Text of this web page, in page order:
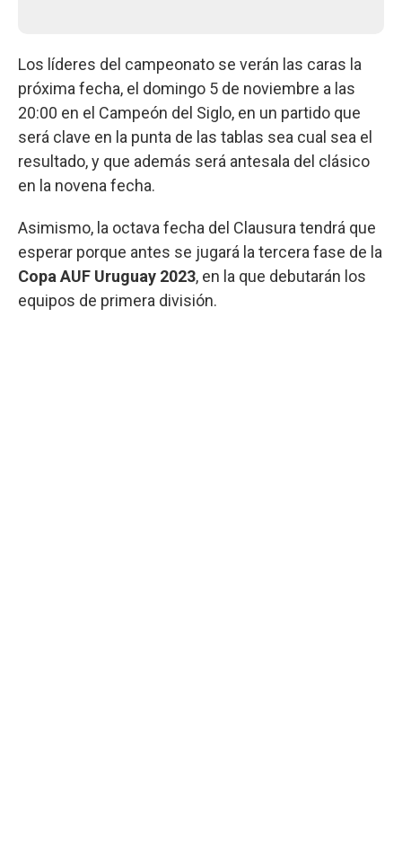
Los líderes del campeonato se verán las caras la
próxima fecha, el domingo 5 de noviembre a las
20:00 en el Campeón del Siglo, en un partido que
será clave en la punta de las tablas sea cual sea el
resultado, y que además será antesala del clásico
en la novena fecha.
Asimismo, la octava fecha del Clausura tendrá que
esperar porque antes se jugará la tercera fase de la
Copa AUF Uruguay 2023, en la que debutarán los
equipos de primera división.